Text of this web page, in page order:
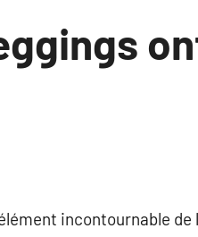
incontournable